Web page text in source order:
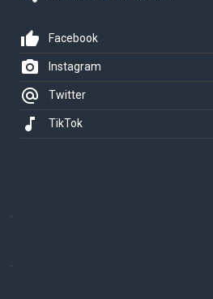
thumb_up Facebook
photo_camera Instagram
alternate_email Twitter
music_note TikTok